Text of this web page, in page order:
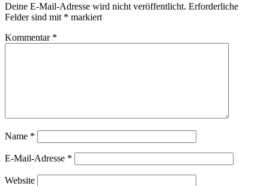
Deine E-Mail-Adresse wird nicht veröffentlicht. Erforderliche
Felder sind mit * markiert
Kommentar *
Name *
E-Mail-Adresse *
Website